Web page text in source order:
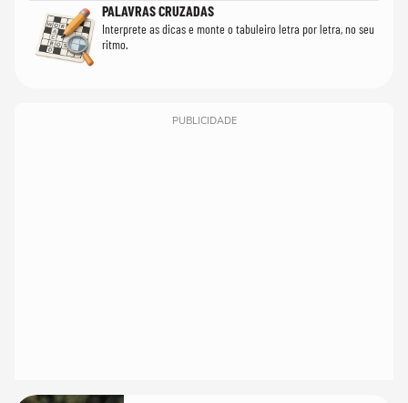
PALAVRAS CRUZADAS
Interprete as dicas e monte o tabuleiro letra por letra, no seu
ritmo.
PUBLICIDADE